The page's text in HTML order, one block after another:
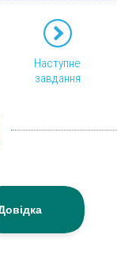
Наступне
завдання